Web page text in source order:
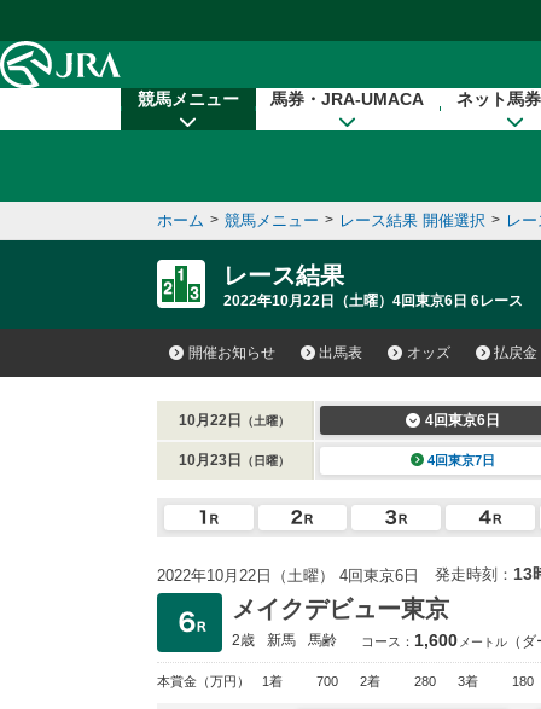
競馬メニュー 馬券・JRA-UMACA ネット馬
ホーム > 競馬メニュー > レース結果 開催選択 > レ
レース結果
2022年10月22日（土曜）4回東京6日 6レース
開催お知らせ 出馬表 オッズ 払戻金
10月22日 （土曜） 4回東京6日
10月23日 （日曜） 4回東京7日
2022年10月22日（土曜） 4回東京6日 発走時刻： 13
メイクデビュー東京
2歳 新馬 馬齢 コース： 1,600 メートル （
本賞金 （万円） 1着 700 2着 280 3着 180